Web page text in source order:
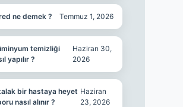
ne demek ? Temmuz 1, 2026
temizliği
yapılır ?
Haziran 30,
2026
bir hastaya heyet
nasıl alınır ?
Haziran
23, 2026